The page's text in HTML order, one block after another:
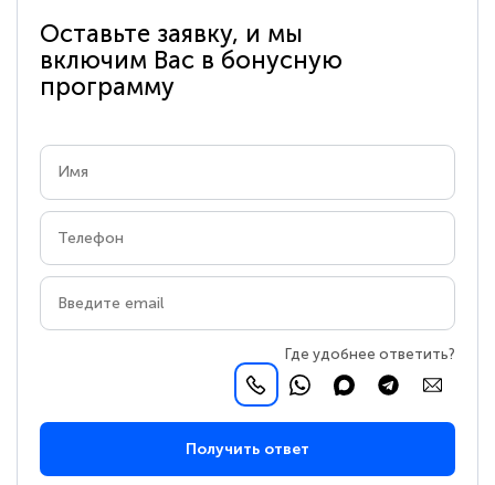
Оставьте заявку, и мы
включим Вас в бонусную
программу
Где удобнее ответить?
Получить ответ